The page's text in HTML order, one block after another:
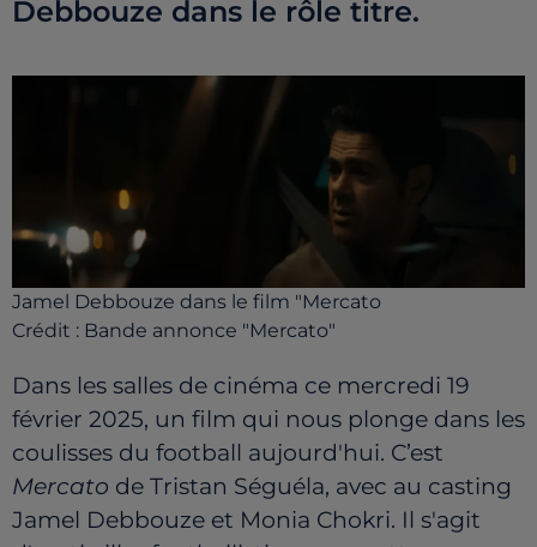
Debbouze dans le rôle titre.
Jamel Debbouze dans le film "Mercato
Crédit : Bande annonce "Mercato"
Dans les salles de cinéma ce mercredi 19
février 2025, un film qui nous plonge dans les
coulisses du football aujourd'hui. C’est
Mercato de Tristan Séguéla, avec au casting
Jamel Debbouze et Monia Chokri. Il s'agit